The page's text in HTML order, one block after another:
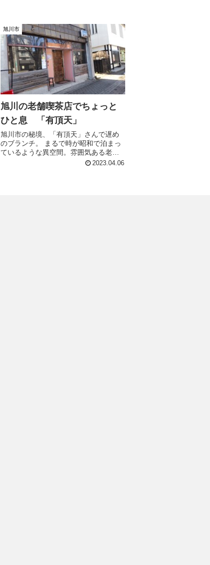
旭川市
旭川の老舗喫茶店でちょっと
ひと息 「有頂天」
旭川市の秘境、「有頂天」さんで遅め
のブランチ。 まるで時が昭和で泊まっ
ているような異空間。雰囲気ある老舗
喫茶店だ。 この日は朝御飯を食べてい
2023.04.06